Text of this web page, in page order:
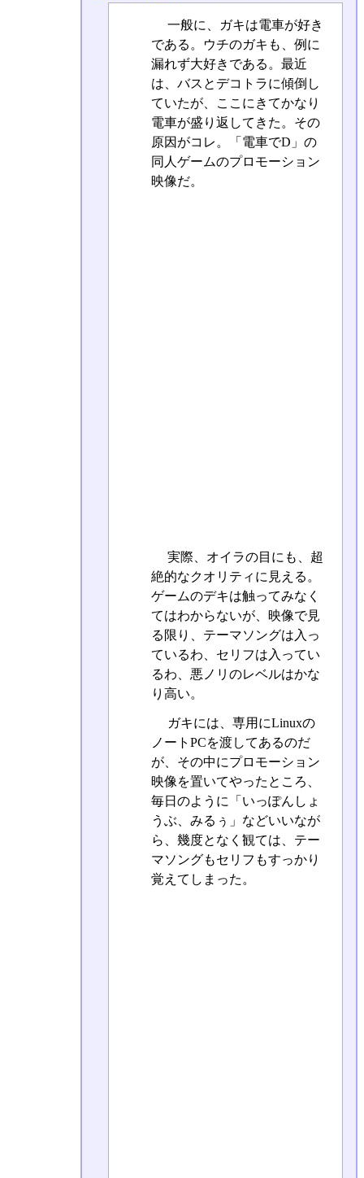
一般に、ガキは電車が好き
である。ウチのガキも、例に
漏れず大好きである。最近
は、バスとデコトラに傾倒し
ていたが、ここにきてかなり
電車が盛り返してきた。その
原因がコレ。「電車でD」の
同人ゲームのプロモーション
映像だ。
実際、オイラの目にも、超
絶的なクオリティに見える。
ゲームのデキは触ってみなく
てはわからないが、映像で見
る限り、テーマソングは入っ
ているわ、セリフは入ってい
るわ、悪ノリのレベルはかな
り高い。
ガキには、専用にLinuxの
ノートPCを渡してあるのだ
が、その中にプロモーション
映像を置いてやったところ、
毎日のように「いっぽんしょ
うぶ、みるぅ」などいいなが
ら、幾度となく観ては、テー
マソングもセリフもすっかり
覚えてしまった。